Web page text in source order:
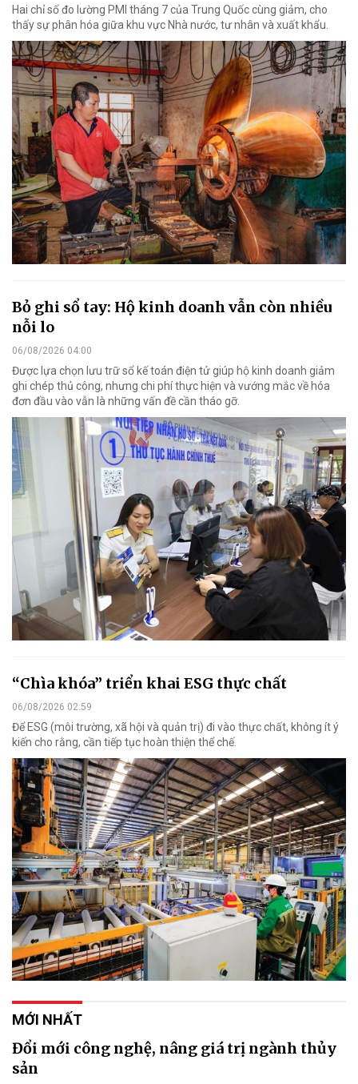
Hai chỉ số đo lường PMI tháng 7 của Trung Quốc cùng giảm, cho
thấy sự phân hóa giữa khu vực Nhà nước, tư nhân và xuất khẩu.
Bỏ ghi sổ tay: Hộ kinh doanh vẫn còn nhiều
nỗi lo
06/08/2026 04:00
Được lựa chọn lưu trữ sổ kế toán điện tử giúp hộ kinh doanh giảm
ghi chép thủ công, nhưng chi phí thực hiện và vướng mắc về hóa
đơn đầu vào vẫn là những vấn đề cần tháo gỡ.
“Chìa khóa” triển khai ESG thực chất
06/08/2026 02:59
Để ESG (môi trường, xã hội và quản trị) đi vào thực chất, không ít ý
kiến cho rằng, cần tiếp tục hoàn thiện thể chế.
MỚI NHẤT
Đổi mới công nghệ, nâng giá trị ngành thủy
sản